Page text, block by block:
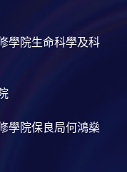
學院生命科學及科
學院保良局何鴻燊